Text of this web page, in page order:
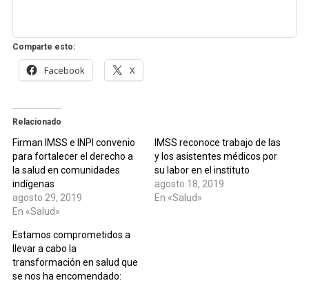
Comparte esto:
Facebook X
Relacionado
Firman IMSS e INPI convenio
para fortalecer el derecho a
la salud en comunidades
indígenas
agosto 29, 2019
En «Salud»
IMSS reconoce trabajo de las
y los asistentes médicos por
su labor en el instituto
agosto 18, 2019
En «Salud»
Estamos comprometidos a
llevar a cabo la
transformación en salud que
se nos ha encomendado: